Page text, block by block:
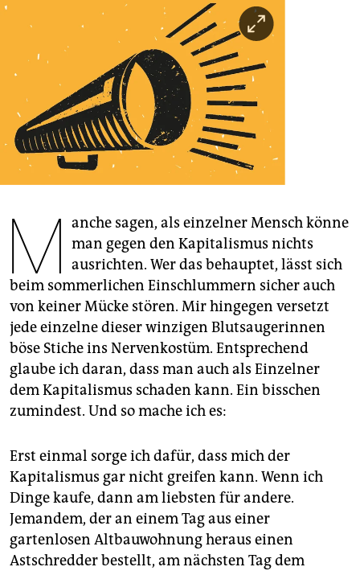
veranstaltungen
shop
fragen & hilfe
unterstützen
genossenschaft
epaper login
M anche sagen, als einzelner Mensch könne
man gegen den Kapitalismus nichts
ausrichten. Wer das behauptet, lässt sich
beim sommerlichen Einschlummern sicher auch
von keiner Mücke stören. Mir hingegen versetzt
jede einzelne dieser winzigen Blutsaugerinnen
böse Stiche ins Nervenkostüm. Entsprechend
glaube ich daran, dass man auch als Einzelner
dem Kapitalismus schaden kann. Ein bisschen
zumindest. Und so mache ich es:
Erst einmal sorge ich dafür, dass mich der
Kapitalismus gar nicht greifen kann. Wenn ich
Dinge kaufe, dann am liebsten für andere.
Jemandem, der an einem Tag aus einer
gartenlosen Altbauwohnung heraus einen
Astschredder bestellt, am nächsten Tag dem